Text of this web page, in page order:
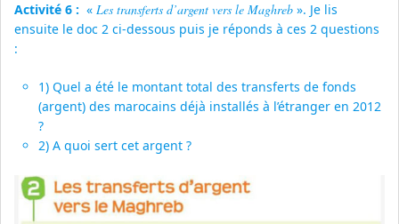
Activité 6 : «Les transferts d’argent vers le Maghreb ». Je lis
ensuite le doc 2 ci-dessous puis je réponds à ces 2 questions
:
1) Quel a été le montant total des transferts de fonds
(argent) des marocains déjà installés à l’étranger en 2012
?
2) A quoi sert cet argent ?